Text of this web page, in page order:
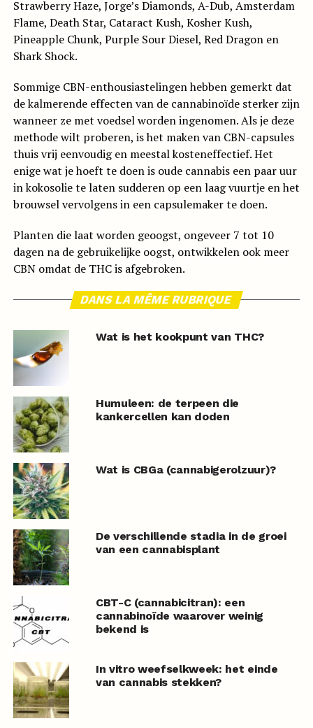
Strawberry Haze, Jorge’s Diamonds, A-Dub, Amsterdam
Flame, Death Star, Cataract Kush, Kosher Kush,
Pineapple Chunk, Purple Sour Diesel, Red Dragon en
Shark Shock.
Sommige CBN-enthousiastelingen hebben gemerkt dat
de kalmerende effecten van de cannabinoïde sterker zijn
wanneer ze met voedsel worden ingenomen. Als je deze
methode wilt proberen, is het maken van CBN-capsules
thuis vrij eenvoudig en meestal kosteneffectief. Het
enige wat je hoeft te doen is oude cannabis een paar uur
in kokosolie te laten sudderen op een laag vuurtje en het
brouwsel vervolgens in een capsulemaker te doen.
Planten die laat worden geoogst, ongeveer 7 tot 10
dagen na de gebruikelijke oogst, ontwikkelen ook meer
CBN omdat de THC is afgebroken.
DANS LA MÊME RUBRIQUE
Wat is het kookpunt van THC?
Humuleen: de terpeen die
kankercellen kan doden
Wat is CBGa (cannabigerolzuur)?
De verschillende stadia in de groei
van een cannabisplant
CBT-C (cannabicitran): een
cannabinoïde waarover weinig
bekend is
In vitro weefselkweek: het einde
van cannabis stekken?